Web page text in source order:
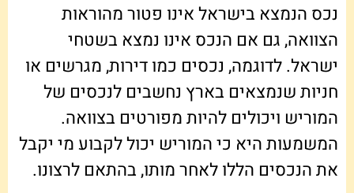
נכס הנמצא בישראל אינו פטור מהוראות
הצוואה, גם אם הנכס אינו נמצא בשטחי
ישראל. לדוגמה, נכסים כמו דירות, מגרשים או
חניות שנמצאים בארץ נחשבים לנכסים של
המוריש ויכולים להיות מפורטים בצוואה.
המשמעות היא כי המוריש יכול לקבוע מי יקבל
את הנכסים הללו לאחר מותו, בהתאם לרצונו.